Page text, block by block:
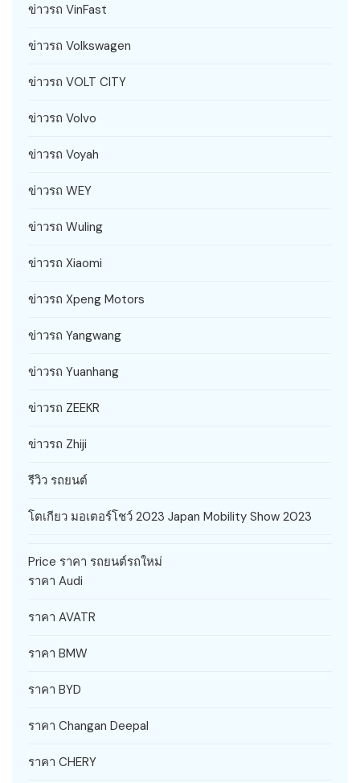
ข่าวรถ VinFast
ข่าวรถ Volkswagen
ข่าวรถ VOLT CITY
ข่าวรถ Volvo
ข่าวรถ Voyah
ข่าวรถ WEY
ข่าวรถ Wuling
ข่าวรถ Xiaomi
ข่าวรถ Xpeng Motors
ข่าวรถ Yangwang
ข่าวรถ Yuanhang
ข่าวรถ ZEEKR
ข่าวรถ Zhiji
รีวิว รถยนต์
โตเกียว มอเตอร์โชว์ 2023 Japan Mobility Show 2023
Price ราคา รถยนต์รถใหม่
ราคา Audi
ราคา AVATR
ราคา BMW
ราคา BYD
ราคา Changan Deepal
ราคา CHERY